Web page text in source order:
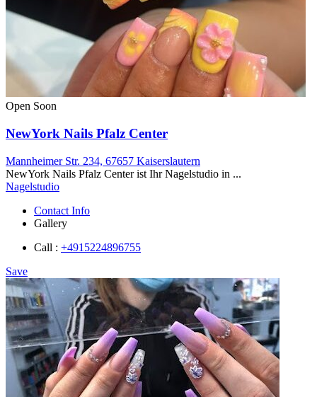
Open Soon
NewYork Nails Pfalz Center
Mannheimer Str. 234, 67657 Kaiserslautern
NewYork Nails Pfalz Center ist Ihr Nagelstudio in ...
Nagelstudio
Contact Info
Gallery
Call : +4915224896755
Save